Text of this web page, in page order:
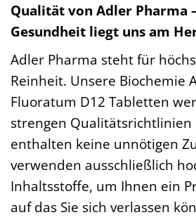
Qualität von Adler Pharma
Gesundheit liegt uns am
Adler Pharma steht für
Reinheit. Unsere Biochemie
Fluoratum D12 Tabletten
strengen
enthalten keine unnötigen
verwenden ausschließlich
Inhaltsstoffe, um Ihnen ein
auf das Sie sich verlassen